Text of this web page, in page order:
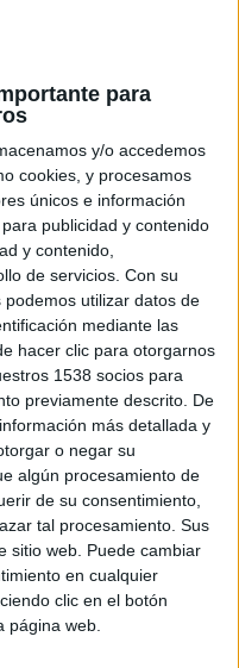
para
y/o accedemos
cookies, y procesamos
únicos e información
publicidad y contenido
y contenido,
de servicios. Con su
utilizar datos de
mediante las
hacer clic para otorgarnos
1538 socios para
previamente descrito. De
más detallada y
o negar su
algún procesamiento de
de su consentimiento,
tal procesamiento. Sus
sitio web. Puede cambiar
en cualquier
clic en el botón
página web.